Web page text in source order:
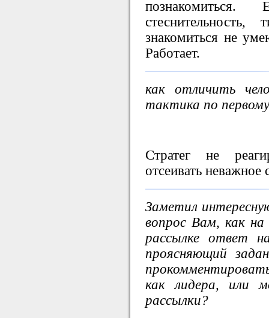
знакомиться не
Работает.
как отличить
тактика по
Стратег не
отсеивать неважное
Заметил
вопрос Вам, как на
рассылке ответ
проясняющий
как лидера, или
рассылки?